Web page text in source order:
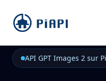
piapi
API GPT Images 2 sur